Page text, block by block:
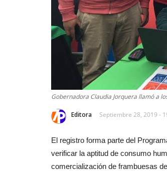
Gobernadora Claudia Jorquera llamó a
Editora Septiembre 28, 2019 -
El registro forma parte del
verificar la aptitud de consumo
comercialización de frambuesas